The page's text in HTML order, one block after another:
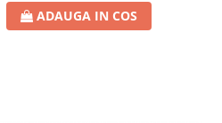
ADAUGA IN COS